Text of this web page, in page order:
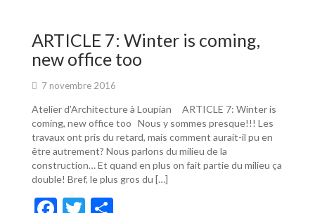
o
o
k
er
ARTICLE 7: Winter is coming,
new office too
7 novembre 2016
Atelier d’Architecture à Loupian ARTICLE 7: Winter is
coming, new office too Nous y sommes presque!!! Les
travaux ont pris du retard, mais comment aurait-il pu en
être autrement? Nous parlons du milieu de la
construction… Et quand en plus on fait partie du milieu ça
double! Bref, le plus gros du […]